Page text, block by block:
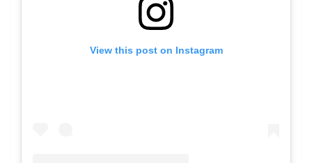
View this post on Instagram